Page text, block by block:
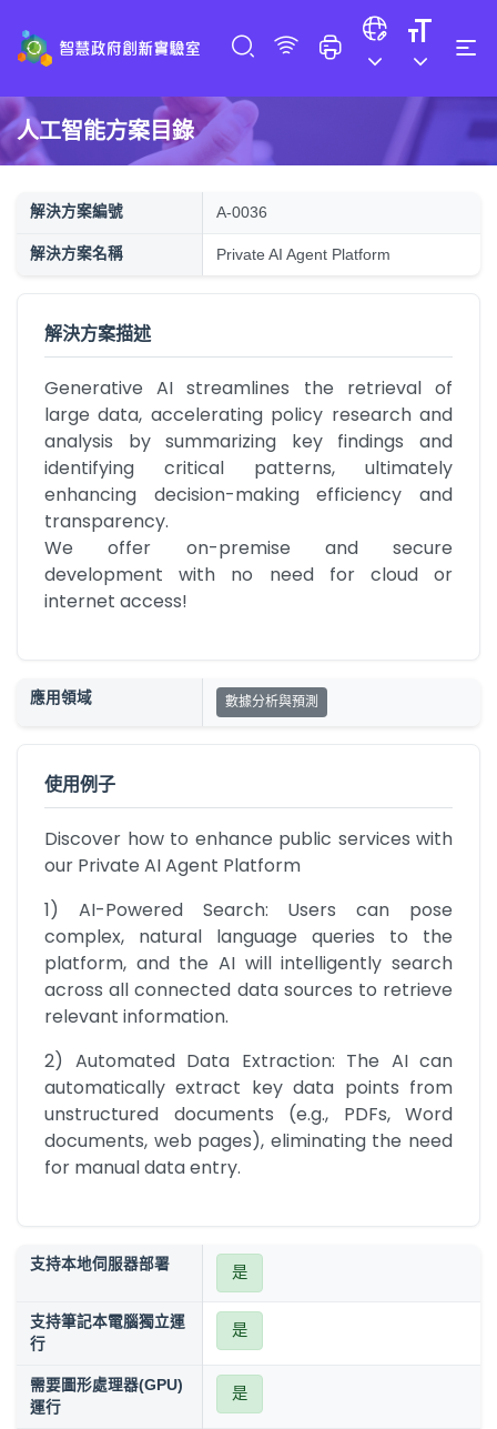
人工智能方案目錄
解決方案編號 A-0036
解決方案名稱 Private AI Agent Platform
解決方案描述
Generative AI streamlines the retrieval of
large data, accelerating policy research and
analysis by summarizing key findings and
identifying critical patterns, ultimately
enhancing decision-making efficiency and
transparency.
We offer on-premise and secure
development with no need for cloud or
internet access!
應用領域 數據分析與預測
使用例子
Discover how to enhance public services with
our Private AI Agent Platform
1) AI-Powered Search: Users can pose
complex, natural language queries to the
platform, and the AI will intelligently search
across all connected data sources to retrieve
relevant information.
2) Automated Data Extraction: The AI can
automatically extract key data points from
unstructured documents (e.g., PDFs, Word
documents, web pages), eliminating the need
for manual data entry.
支持本地伺服器部署 是
支持筆記本電腦獨立運
行
是
需要圖形處理器(GPU)
運行
是